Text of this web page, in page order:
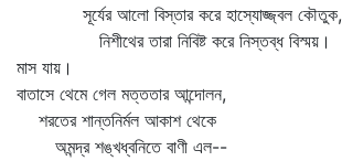
সূর্যের আলো বিস্তার করে হাস্যোজ্জ্বল কৌতুক,
নিশীথের তারা নিবিষ্ট করে নিস্তব্ধ বিস্ময়।
মাস যায়।
বাতাসে থেমে গেল মত্ততার আন্দোলন,
শরতের শান্তনির্মল আকাশ থেকে
অমন্দ্র শঙ্খধ্বনিতে বাণী এল--